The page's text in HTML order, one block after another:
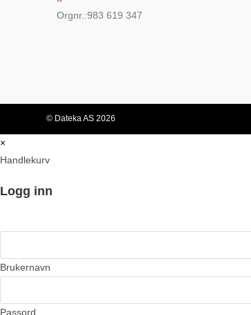
Orgnr.:983 619 347
© Dateka AS 2026
×
Handlekurv
Logg inn
Brukernavn
Passord